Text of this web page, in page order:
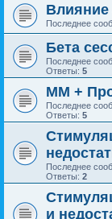
Влияние
Последнее
Бета
Последнее
Ответы: 5
ММ +
Последнее
Ответы: 5
Последнее
Ответы: 2
и